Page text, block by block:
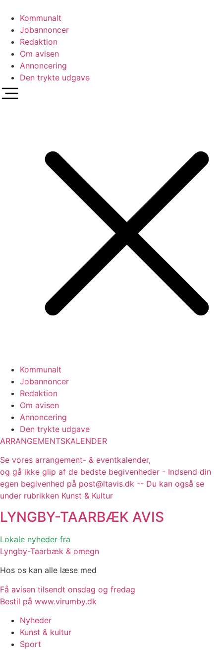
indhold
Kommunalt
Jobannoncer
Redaktion
Om avisen
Annoncering
Den trykte udgave
Kommunalt
Jobannoncer
Redaktion
Om avisen
Annoncering
Den trykte udgave
ARRANGEMENTSKALENDER
Se vores arrangement- & eventkalender,
og gå ikke glip af de bedste begivenheder - Indsend din
egen begivenhed på post@ltavis.dk -- Du kan også se
under rubrikken Kunst & Kultur
LYNGBY-TAARBÆK AVIS
Lokale nyheder fra
Lyngby-Taarbæk & omegn
Hos os kan alle læse med
Få avisen tilsendt onsdag og fredag
Bestil på www.virumby.dk
Nyheder
Kunst & kultur
Sport